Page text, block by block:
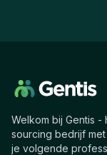
Welkom bij Gentis
sourcing bedrijf
je volgende